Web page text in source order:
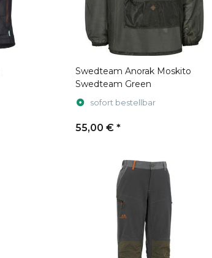
Swedteam Anorak Moskito
Swedteam Green
sofort bestellbar
55,00 € *